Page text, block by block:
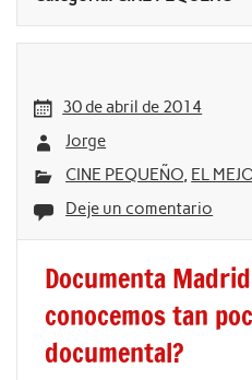
30 de abril de 2014
Jorge
CINE PEQUEÑO, EL
Deje un comentario
Documenta
conocemos tan
documental?